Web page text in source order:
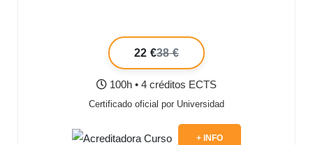
22 €38 €
100h • 4 créditos ECTS
Certificado oficial por Universidad
+ INFO